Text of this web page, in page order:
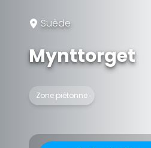
Suède
Mynttorget
Zone piétonne